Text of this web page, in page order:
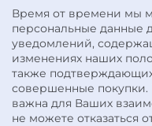
Время от времени мы
персональные данные
уведомлений,
изменениях наших
также
совершенные покупки.
важна для Ваших
не можете отказаться